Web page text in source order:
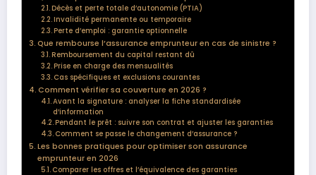
Décès et perte totale d’autonomie (PTIA)
Invalidité permanente ou temporaire
Perte d’emploi : garantie optionnelle
Que rembourse l’assurance emprunteur en cas de sinistre ?
Remboursement du capital restant dû
Prise en charge des mensualités
Cas spécifiques et exclusions courantes
Comment vérifier sa couverture en 2026 ?
Avant la signature : analyser la fiche standardisée
d’information
Pendant le prêt : suivre son contrat et ajuster les garanties
Comment se passe le changement d’assurance ?
Les bonnes pratiques pour optimiser son assurance
emprunteur en 2026
Comparer les offres et l’équivalence des garanties